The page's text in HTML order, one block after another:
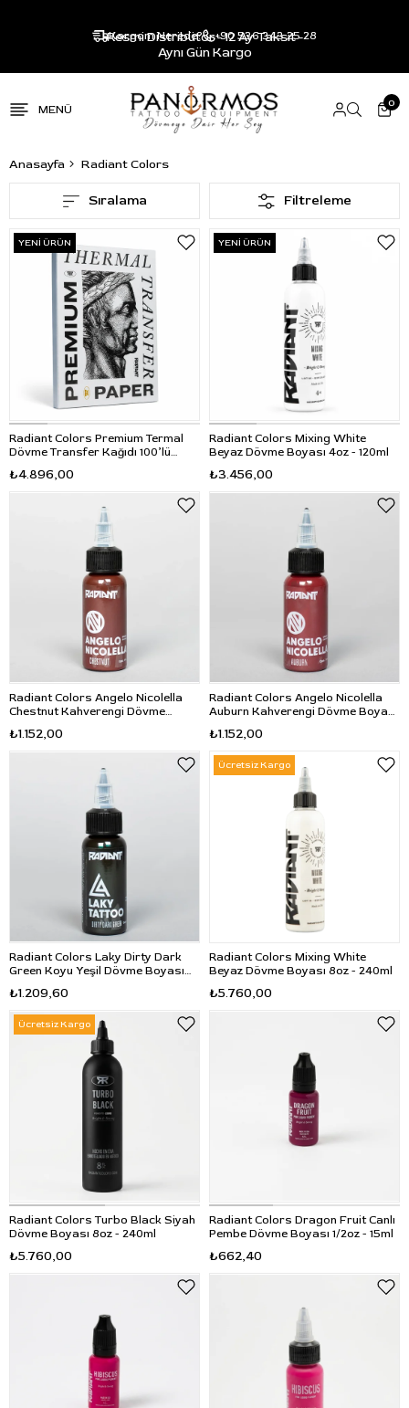
Resmi Distribütör - 12 Ay Taksit -
Aynı Gün Kargo
Kargom Nerede? +90 536 343 25 28
0
Anasayfa Radiant Colors
Filtreleme
Sıralama
Radiant Colors Premium Termal
Dövme Transfer Kağıdı 100’lü
₺4.896,00
YENI ÜRÜN
Radiant Colors Mixing White
Beyaz Dövme Boyası 4oz - 120ml
₺3.456,00
YENI ÜRÜN
Radiant Colors Angelo Nicolella
Chestnut Kahverengi Dövme
₺1.152,00
Radiant Colors Angelo Nicolella
Auburn Kahverengi Dövme Boyası
₺1.152,00
Radiant Colors Laky Dirty Dark
Green Koyu Yeşil Dövme Boyası
₺1.209,60
Radiant Colors Mixing White
Beyaz Dövme Boyası 8oz - 240ml
₺5.760,00
Ücretsiz Kargo
Radiant Colors Turbo Black Siyah
Dövme Boyası 8oz - 240ml
₺5.760,00
Ücretsiz Kargo
Radiant Colors Dragon Fruit Canlı
Pembe Dövme Boyası 1/2oz - 15ml
₺662,40